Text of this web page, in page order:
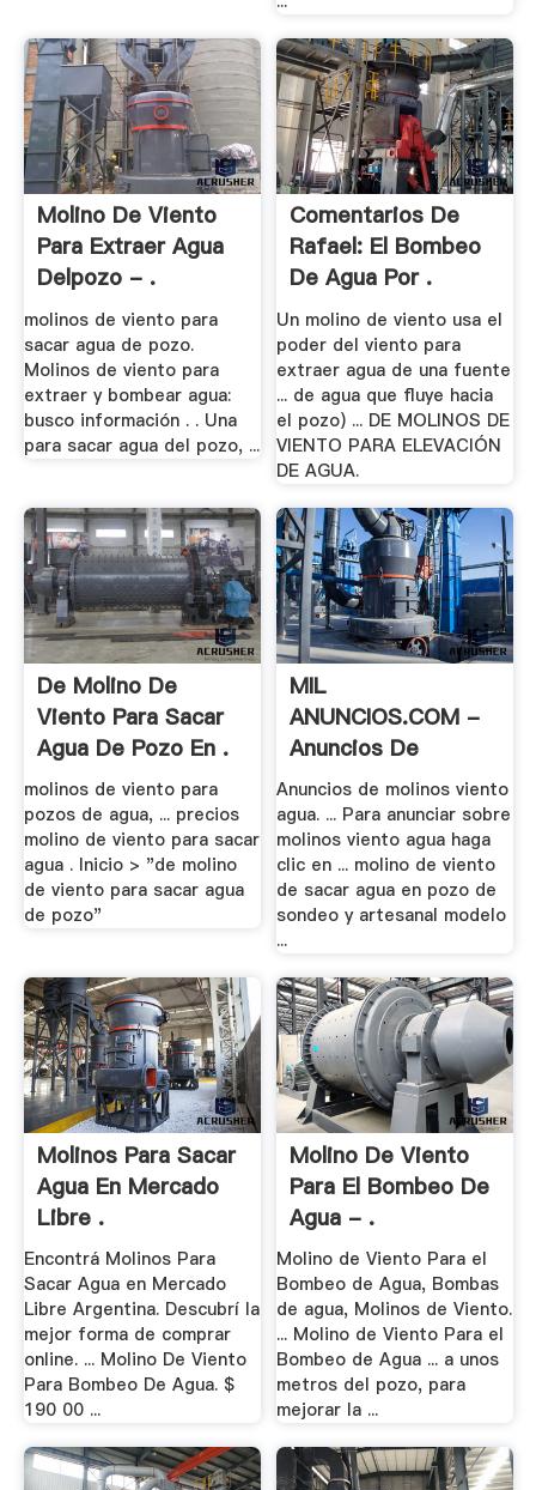
Molino De Viento
Para Extraer Agua
Delpozo - .
molinos de viento para
sacar agua de pozo.
Molinos de viento para
extraer y bombear agua:
busco información . . Una
para sacar agua del pozo, ...
Comentarios De
Rafael: El Bombeo
De Agua Por .
Un molino de viento usa el
poder del viento para
extraer agua de una fuente
... de agua que fluye hacia
el pozo) ... DE MOLINOS DE
VIENTO PARA ELEVACIÓN
DE AGUA.
De Molino De
Viento Para Sacar
Agua De Pozo En .
molinos de viento para
pozos de agua, ... precios
molino de viento para sacar
agua . Inicio > "de molino
de viento para sacar agua
de pozo"
MIL
ANUNCIOS.COM -
Anuncios De
Molinos .
Anuncios de molinos viento
agua. ... Para anunciar sobre
molinos viento agua haga
clic en ... molino de viento
de sacar agua en pozo de
sondeo y artesanal modelo
...
Molinos Para Sacar
Agua En Mercado
Libre .
Encontrá Molinos Para
Sacar Agua en Mercado
Libre Argentina. Descubrí la
mejor forma de comprar
online. ... Molino De Viento
Para Bombeo De Agua. $
190 00 ...
Molino De Viento
Para El Bombeo De
Agua - .
Molino de Viento Para el
Bombeo de Agua, Bombas
de agua, Molinos de Viento.
... Molino de Viento Para el
Bombeo de Agua ... a unos
metros del pozo, para
mejorar la ...